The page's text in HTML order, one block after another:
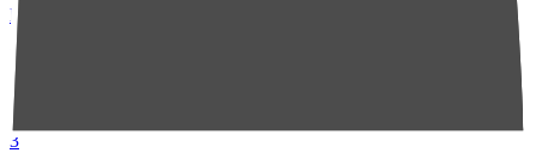
DF 42
高木 友也
43
3